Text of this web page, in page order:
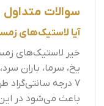
سوالات متداول
آیا لاستیک‌های
خیر لاستیک‌های
یخ، سرما، باران
7 درجه
باعث می‌شود در